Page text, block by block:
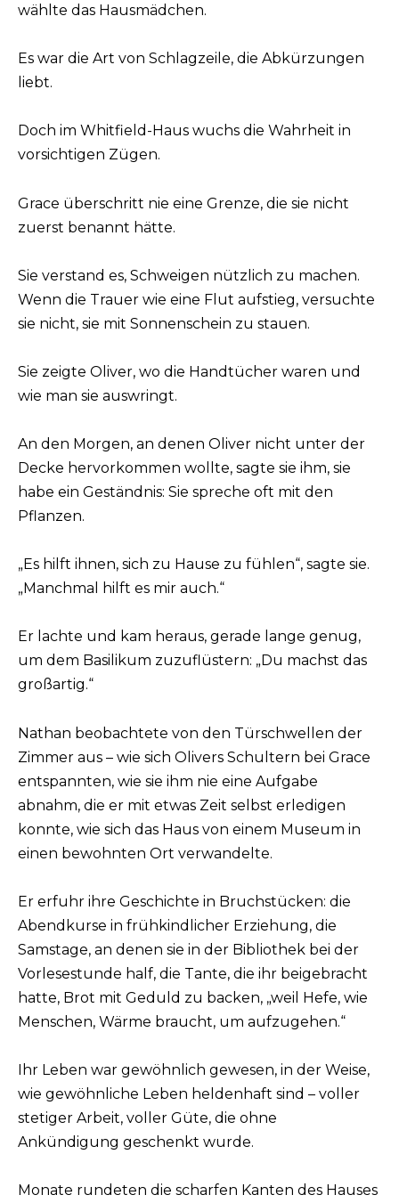
wählte das Hausmädchen.
Es war die Art von Schlagzeile, die Abkürzungen
liebt.
Doch im Whitfield-Haus wuchs die Wahrheit in
vorsichtigen Zügen.
Grace überschritt nie eine Grenze, die sie nicht
zuerst benannt hätte.
Sie verstand es, Schweigen nützlich zu machen.
Wenn die Trauer wie eine Flut aufstieg, versuchte
sie nicht, sie mit Sonnenschein zu stauen.
Sie zeigte Oliver, wo die Handtücher waren und
wie man sie auswringt.
An den Morgen, an denen Oliver nicht unter der
Decke hervorkommen wollte, sagte sie ihm, sie
habe ein Geständnis: Sie spreche oft mit den
Pflanzen.
„Es hilft ihnen, sich zu Hause zu fühlen“, sagte sie.
„Manchmal hilft es mir auch.“
Er lachte und kam heraus, gerade lange genug,
um dem Basilikum zuzuflüstern: „Du machst das
großartig.“
Nathan beobachtete von den Türschwellen der
Zimmer aus – wie sich Olivers Schultern bei Grace
entspannten, wie sie ihm nie eine Aufgabe
abnahm, die er mit etwas Zeit selbst erledigen
konnte, wie sich das Haus von einem Museum in
einen bewohnten Ort verwandelte.
Er erfuhr ihre Geschichte in Bruchstücken: die
Abendkurse in frühkindlicher Erziehung, die
Samstage, an denen sie in der Bibliothek bei der
Vorlesestunde half, die Tante, die ihr beigebracht
hatte, Brot mit Geduld zu backen, „weil Hefe, wie
Menschen, Wärme braucht, um aufzugehen.“
Ihr Leben war gewöhnlich gewesen, in der Weise,
wie gewöhnliche Leben heldenhaft sind – voller
stetiger Arbeit, voller Güte, die ohne
Ankündigung geschenkt wurde.
Monate rundeten die scharfen Kanten des Hauses